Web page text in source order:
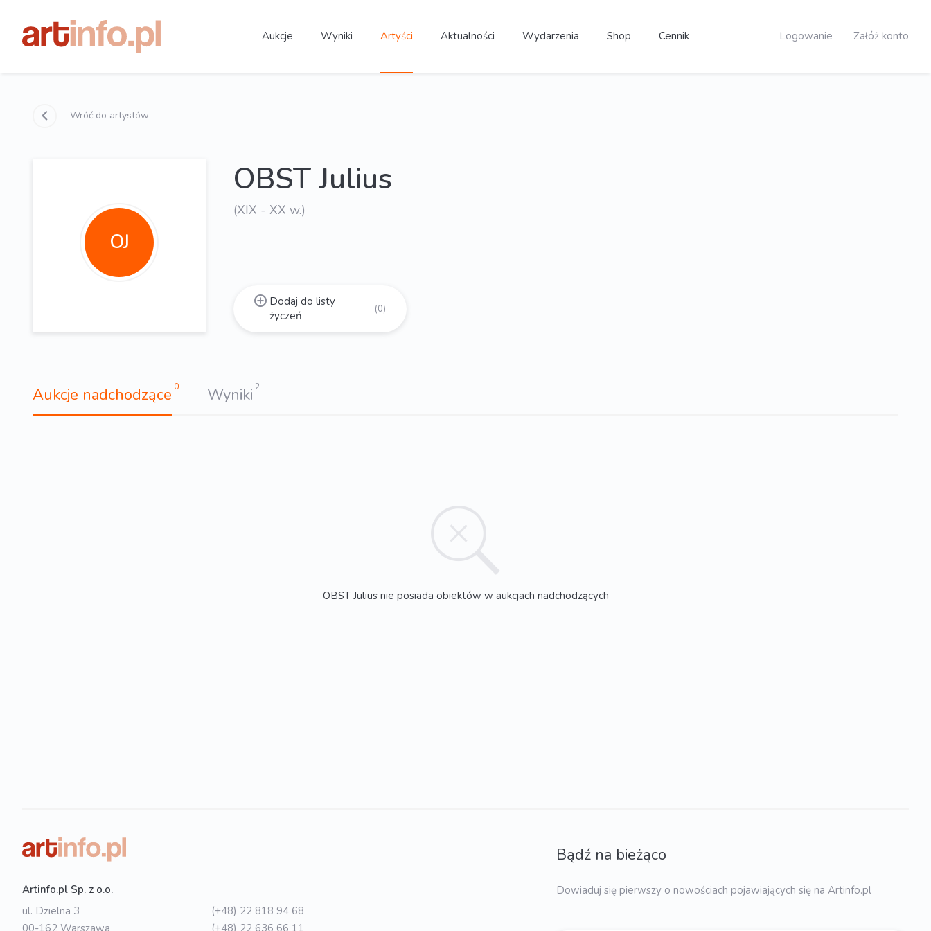
Aukcje Wyniki Artyści Aktualności Wydarzenia Shop Cennik Logowanie Załóż konto
Wróć do artystów
OJ
OBST Julius
(XIX - XX w.)
Dodaj do listy
życzeń
(0)
Aukcje nadchodzące 0 Wyniki 2
OBST Julius nie posiada obiektów w aukcjach nadchodzących
Artinfo.pl Sp. z o.o.
ul. Dzielna 3
00-162 Warszawa
(+48) 22 818 94 68
(+48) 22 636 66 11
Bądź na bieżąco
Dowiaduj się pierwszy o nowościach pojawiających się na Artinfo.pl